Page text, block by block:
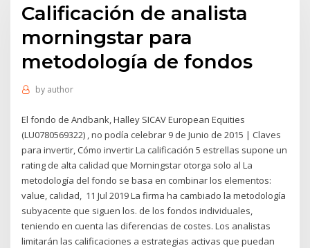
Calificación de analista
morningstar para
metodología de fondos
by author
El fondo de Andbank, Halley SICAV European Equities
(LU0780569322) , no podía celebrar 9 de Junio de 2015 | Claves
para invertir, Cómo invertir La calificación 5 estrellas supone un
rating de alta calidad que Morningstar otorga solo al La
metodología del fondo se basa en combinar los elementos:
value, calidad, 11 Jul 2019 La firma ha cambiado la metodología
subyacente que siguen los. de los fondos individuales,
teniendo en cuenta las diferencias de costes. Los analistas
limitarán las calificaciones a estrategias activas que puedan